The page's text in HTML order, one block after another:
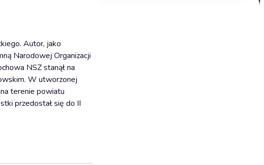
Autor, jako
Narodowej Organizacji
NSZ stanął na
W utworzonej
terenie powiatu
przedostał się do II